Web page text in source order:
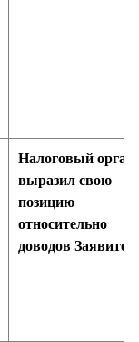
Налоговый орган
выразил свою
позицию
относительно
доводов